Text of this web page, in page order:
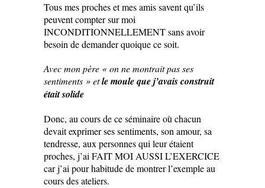
Tous mes proches et mes amis savent qu’ils
peuvent compter sur moi
INCONDITIONNELLEMENT sans avoir
besoin de demander quoique ce soit.
Avec mon père « on ne montrait pas ses
sentiments » etle moule que j’avais construit
était solide
Donc, au cours de ce séminaire où chacun
devait exprimer ses sentiments, son amour, sa
tendresse, aux personnes qui leur étaient
proches, j’ai FAIT MOI AUSSI L’EXERCICE
car j’ai pour habitude de montrer l’exemple au
cours des ateliers.